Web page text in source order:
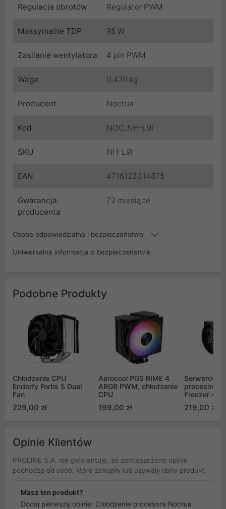
Regulacja obrotów Regulator PWM
Maksymalne TDP 95 W
Zasilanie wentylatora 4 pin PWM
Waga 0.420 kg
Producent Noctua
Kod NOC_NH-L9I
SKU NH-L9I
EAN 4716123314875
Gwarancja
producenta
72 miesiące
Osoba odpowiedzialna i bezpieczeństwo
Uniwersalna informacja o bezpieczeństwie
Podobne Produkty
Chłodzenie CPU
Endorfy Fortis 5 Dual
Fan
229,00 zł
Aerocool PGS RIME 4
ARGB PWM, chłodzenie
CPU
199,00 zł
Serwerowe
procesora
Freezer
219,00 zł
Opinie Klientów
PROLINE S.A. nie gwarantuje, że zamieszczone opinie
pochodzą od osób, które zakupiły lub używały dany produkt.
Masz ten produkt?
Dodaj pierwszą opinię: Chłodzenie procesora Noctua